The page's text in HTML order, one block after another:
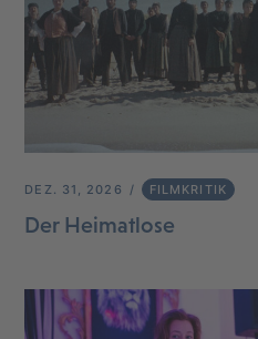
DEZ. 31, 2026 FILMKRITIK
Der Heimatlose